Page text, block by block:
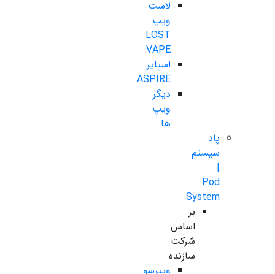
لاست
ویپ
LOST
VAPE
اسپایر
ASPIRE
دیگر
ویپ
ها
پاد
سیستم
|
Pod
System
بر
اساس
شرکت
سازنده
ویپرسو